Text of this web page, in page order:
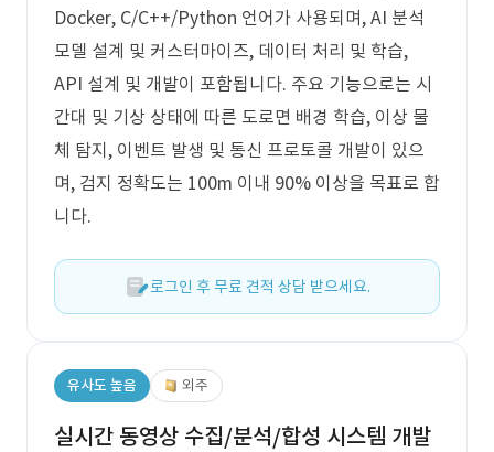
Docker, C/C++/Python 언어가 사용되며, AI 분석
모델 설계 및 커스터마이즈, 데이터 처리 및 학습,
API 설계 및 개발이 포함됩니다. 주요 기능으로는 시
간대 및 기상 상태에 따른 도로면 배경 학습, 이상 물
체 탐지, 이벤트 발생 및 통신 프로토콜 개발이 있으
며, 검지 정확도는 100m 이내 90% 이상을 목표로 합
니다.
로그인 후 무료 견적 상담 받으세요.
유사도 높음 외주
실시간 동영상 수집/분석/합성 시스템 개발